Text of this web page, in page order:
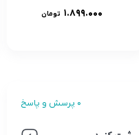
۱.۸۹۹.۰۰۰ تومان
0 پرسش و پاسخ